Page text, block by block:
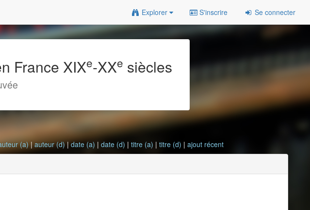
Explorer S'inscrire Se connecter
France XIXe-XXe siècles
(a)|auteur (d)|date (a) |date (d) |titre (a) |titre (d) |ajout récent